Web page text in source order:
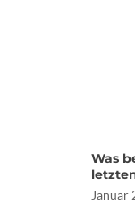
Was
Januar